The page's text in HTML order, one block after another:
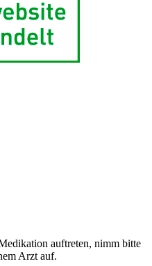
auftreten, nimm bitte
Arzt auf.